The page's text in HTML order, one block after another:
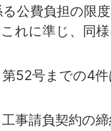
公費負担の限
れに準じ、同
52号までの4
事請負契約の